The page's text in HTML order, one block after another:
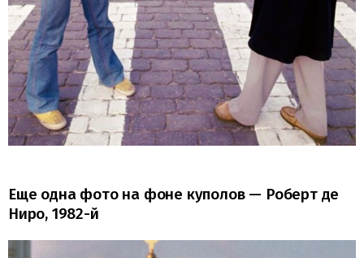
Еще одна фото на фоне куполов — Роберт де
Ниро, 1982-й